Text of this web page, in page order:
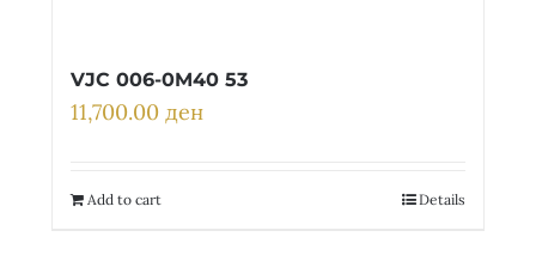
VJC 006-0M40 53
11,700.00 ден
Add to cart Details